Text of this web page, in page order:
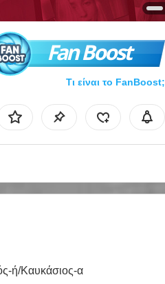
Fan Boost
Τι είναι το FanBoost;
ή/Καυκάσιος-α